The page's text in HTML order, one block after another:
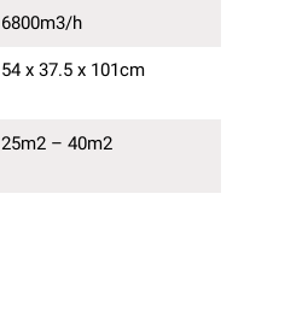
6800m3/h
54 x 37.5 x 101cm
25m2 – 40m2